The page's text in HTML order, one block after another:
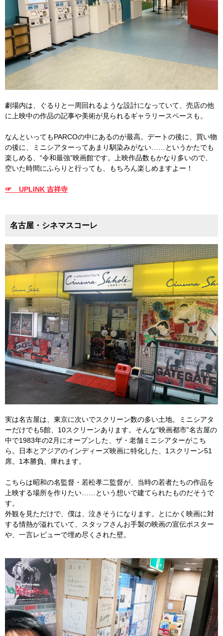
劇場内は、ぐるりと一周回れるような設計になっていて、売店の他
に上映中の作品の記事や美術が見られるギャラリースペースも。
なんといってもPARCOの中にあるのが最高。デートの後に、買い物
の後に、ミニシアターってあまり馴染みがない……というかたでも
楽しめる、“令和最強”映画館です。上映作品数もかなり多いので、
空いた時間にふらりと行っても、もちろん楽しめますよー！
☞ UPLINK 吉祥寺
名古屋・シネマスコーレ
実は名古屋は、東京に次いでスクリーン数の多い土地。ミニシアタ
ーだけでも5館、10スクリーンあります。そんな“映画都市”名古屋の
中で1983年の2月にオープンした、ザ・老舗ミニシアターがこち
ら。日本とアジアのインディーズ映画に特化した、1スクリーン51
席。1本勝負、痺れます。
こちらは昭和の名監督・若松孝二監督が、当時の若者たちの作品を
上映する場所を作りたい……という想いで建てられたものだそうで
す。
外観を見ただけで、僕は、泣きそうになります。とにかく映画に対
する情熱が溢れていて、スタッフさんお手製の映画の宣伝ポスター
や、一言レビューで埋め尽くされた壁。